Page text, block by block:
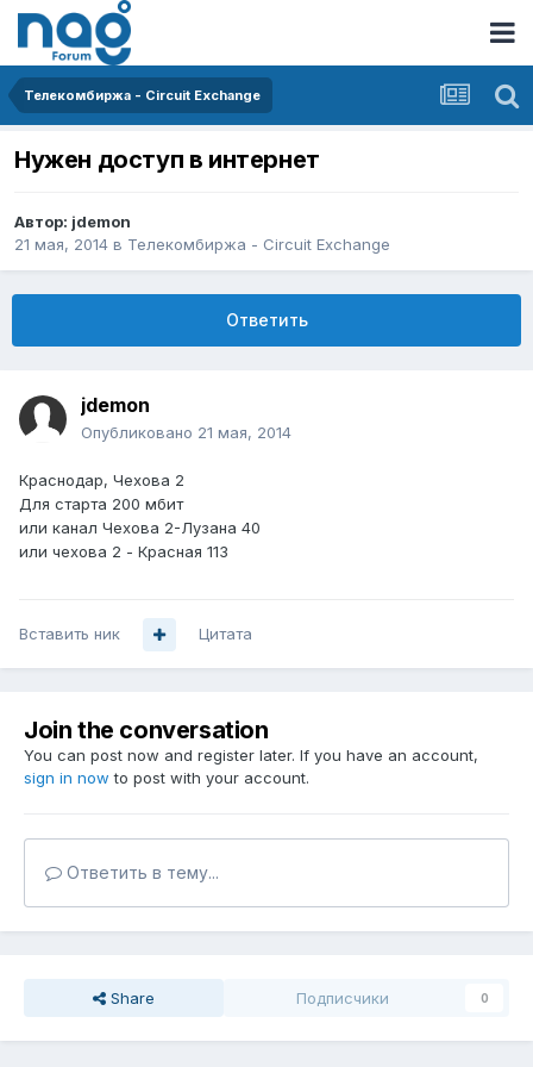
Телекомбиржа - Circuit Exchange
Нужен доступ в интернет
Автор: jdemon
21 мая, 2014 в Телекомбиржа - Circuit Exchange
Ответить
jdemon
Опубликовано 21 мая, 2014
Краснодар, Чехова 2
Для старта 200 мбит
или канал Чехова 2-Лузана 40
или чехова 2 - Красная 113
Вставить ник Цитата
Join the conversation
You can post now and register later. If you have an account,
sign in now to post with your account.
Ответить в тему...
Share Подписчики 0